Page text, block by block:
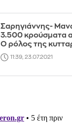
Σαρηγιάννης-
3.500 κρούσματα
Ο ρόλος της
11:39, 23.07.2021